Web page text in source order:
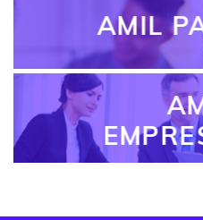
AMIL